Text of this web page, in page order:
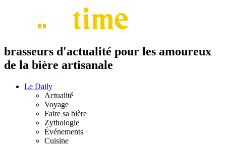
brasseurs d'actualité pour les amoureux
de la bière artisanale
Le Daily
Actualité
Voyage
Faire sa bière
Zythologie
Événements
Cuisine